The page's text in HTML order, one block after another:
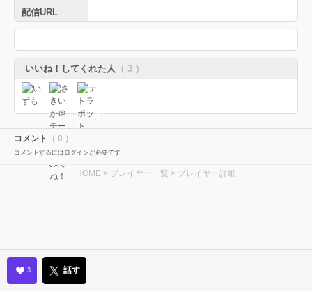
配信URL
いいね！してくれた人 （ 3 ）
コメント （ 0 ）
コメントするにはログインが必要です
HOME > プレイヤー一覧 > プレイヤー詳細
3 話す